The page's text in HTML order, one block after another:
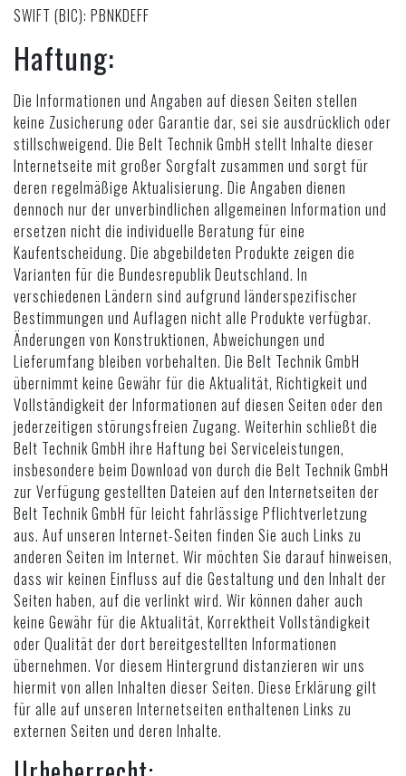
SWIFT (BIC): PBNKDEFF
Haftung:
Die Informationen und Angaben auf diesen Seiten stellen
keine Zusicherung oder Garantie dar, sei sie ausdrücklich oder
stillschweigend. Die Belt Technik GmbH stellt Inhalte dieser
Internetseite mit großer Sorgfalt zusammen und sorgt für
deren regelmäßige Aktualisierung. Die Angaben dienen
dennoch nur der unverbindlichen allgemeinen Information und
ersetzen nicht die individuelle Beratung für eine
Kaufentscheidung. Die abgebildeten Produkte zeigen die
Varianten für die Bundesrepublik Deutschland. In
verschiedenen Ländern sind aufgrund länderspezifischer
Bestimmungen und Auflagen nicht alle Produkte verfügbar.
Änderungen von Konstruktionen, Abweichungen und
Lieferumfang bleiben vorbehalten. Die Belt Technik GmbH
übernimmt keine Gewähr für die Aktualität, Richtigkeit und
Vollständigkeit der Informationen auf diesen Seiten oder den
jederzeitigen störungsfreien Zugang. Weiterhin schließt die
Belt Technik GmbH ihre Haftung bei Serviceleistungen,
insbesondere beim Download von durch die Belt Technik GmbH
zur Verfügung gestellten Dateien auf den Internetseiten der
Belt Technik GmbH für leicht fahrlässige Pflichtverletzung
aus. Auf unseren Internet-Seiten finden Sie auch Links zu
anderen Seiten im Internet. Wir möchten Sie darauf hinweisen,
dass wir keinen Einfluss auf die Gestaltung und den Inhalt der
Seiten haben, auf die verlinkt wird. Wir können daher auch
keine Gewähr für die Aktualität, Korrektheit Vollständigkeit
oder Qualität der dort bereitgestellten Informationen
übernehmen. Vor diesem Hintergrund distanzieren wir uns
hiermit von allen Inhalten dieser Seiten. Diese Erklärung gilt
für alle auf unseren Internetseiten enthaltenen Links zu
externen Seiten und deren Inhalte.